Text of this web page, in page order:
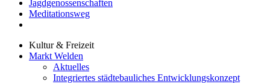
Jagdgenossenschaften
Meditationsweg
Kultur & Freizeit
Markt Welden
Aktuelles
Integriertes städtebauliches Entwicklungskonzept